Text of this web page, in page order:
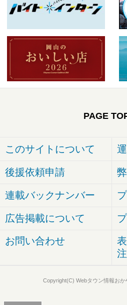
PAGE
このサイトについて
後援依頼申請
連載バックナンバー
広告掲載について
お問い合わせ
Copyright(C) Webタウン情報お